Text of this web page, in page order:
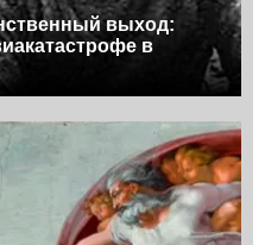
выход:
в